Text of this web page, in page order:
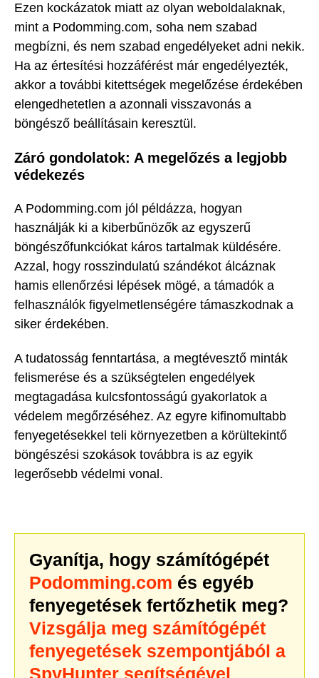
Ezen kockázatok miatt az olyan weboldalaknak,
mint a Podomming.com, soha nem szabad
megbízni, és nem szabad engedélyeket adni nekik.
Ha az értesítési hozzáférést már engedélyezték,
akkor a további kitettségek megelőzése érdekében
elengedhetetlen a azonnali visszavonás a
böngésző beállításain keresztül.
Záró gondolatok: A megelőzés a legjobb
védekezés
A Podomming.com jól példázza, hogyan
használják ki a kiberbűnözők az egyszerű
böngészőfunkciókat káros tartalmak küldésére.
Azzal, hogy rosszindulatú szándékot álcáznak
hamis ellenőrzési lépések mögé, a támadók a
felhasználók figyelmetlenségére támaszkodnak a
siker érdekében.
A tudatosság fenntartása, a megtévesztő minták
felismerése és a szükségtelen engedélyek
megtagadása kulcsfontosságú gyakorlatok a
védelem megőrzéséhez. Az egyre kifinomultabb
fenyegetésekkel teli környezetben a körültekintő
böngészési szokások továbbra is az egyik
legerősebb védelmi vonal.
Gyanítja, hogy számítógépét
Podomming.com és egyéb
fenyegetések fertőzhetik meg?
Vizsgálja meg számítógépét
fenyegetések szempontjából a
SpyHunter segítségével